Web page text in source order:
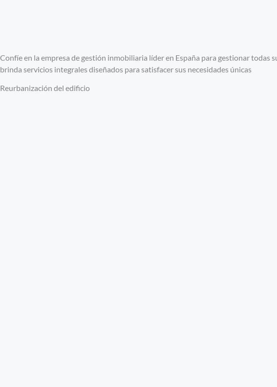
Confíe en la empresa de gestión inmobiliaria líder en España para gestionar
brinda servicios integrales diseñados para satisfacer sus necesidades únicas
Reurbanización del edificio